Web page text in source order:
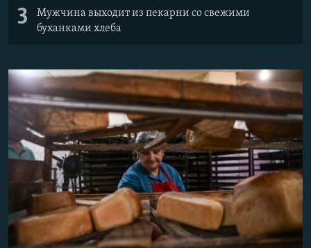
3
Мужчина выходит из пекарни со свежими
буханками хлеба